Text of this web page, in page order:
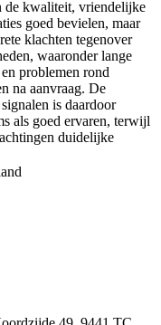
de kwaliteit, vriendelijke
goed bevielen, maar
klachten tegenover
waaronder lange
problemen rond
na aanvraag. De
is daardoor
als goed ervaren, terwijl
duidelijke